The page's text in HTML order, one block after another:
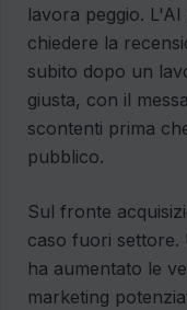
lavora peggio.
chiedere la
subito dopo un
giusta, con il
scontenti prima
pubblico.
Sul fronte
caso fuori
ha aumentato le
marketing